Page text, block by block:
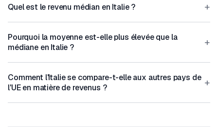
Quel est le revenu médian en Italie ? +
Pourquoi la moyenne est-elle plus élevée que la
médiane en Italie ?
+
Comment l'Italie se compare-t-elle aux autres pays de
l'UE en matière de revenus ?
+